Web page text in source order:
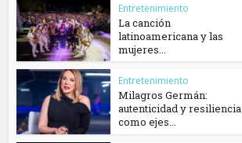
Entretenimiento
La canción
latinoamericana y las
mujeres...
Entretenimiento
Milagros Germán:
autenticidad y resiliencia
como ejes...